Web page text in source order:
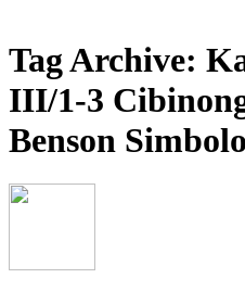
Tag Archive:
III/1-3
Benson